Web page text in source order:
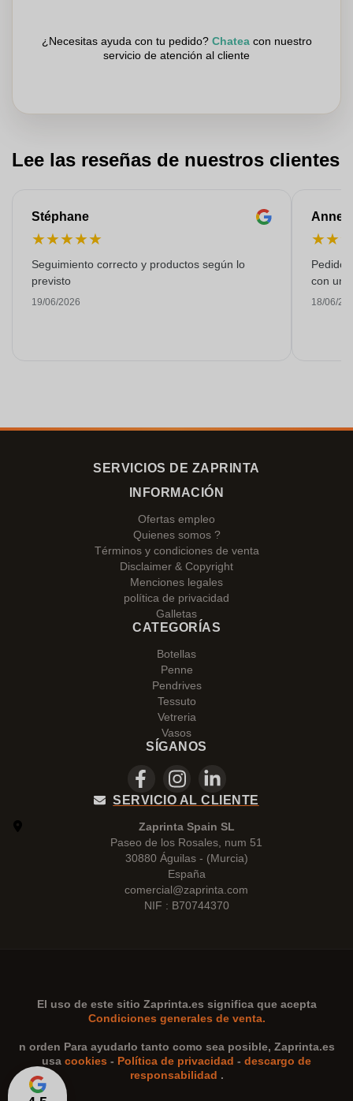
¿Necesitas ayuda con tu pedido? Chateacon nuestro
servicio de atención al cliente
Lee las reseñas de nuestros clientes
Stéphane
★★★★★
Seguimiento correcto y productos según lo
previsto
19/06/2026
Anne-
★★
Pedido
con
18/06/
SERVICIOS DE ZAPRINTA
INFORMACIÓN
Ofertas empleo
Quienes somos ?
Términos y condiciones de venta
Disclaimer & Copyright
Menciones legales
política de privacidad
Galletas
CATEGORÍAS
Botellas
Penne
Pendrives
Tessuto
Vetreria
Vasos
SÍGANOS
SERVICIO AL CLIENTE
Zaprinta Spain SL
Paseo de los Rosales, num 51
30880 Águilas - (Murcia)
España
comercial@zaprinta.com
NIF : B70744370
El uso de este sitio Zaprinta.es significa que acepta
Condiciones generales de venta.
n orden Para ayudarlo tanto como sea posible, Zaprinta.es
usa cookies - Política de privacidad - descargo de
responsabilidad .